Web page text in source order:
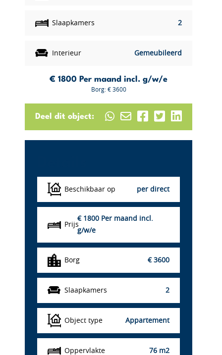
Slaapkamers 2
Interieur Gemeubileerd
€ 1800 Per maand incl. g/w/e
Borg: € 3600
Deel dit object:
Beschikbaar op per direct
Prijs
€ 1800 Per maand incl.
g/w/e
Borg € 3600
Slaapkamers 2
Object type Appartement
Oppervlakte 76 m2